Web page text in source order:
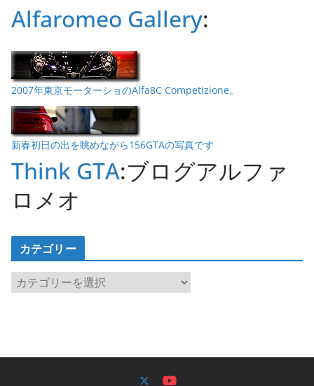
Alfaromeo Gallery:
2007年東京モーターショのAlfa8C Competizione。
新春初日の出を眺めながら156GTAの写真です
Think GTA:ブログアルファ
ロメオ
カテゴリー
カ
テ